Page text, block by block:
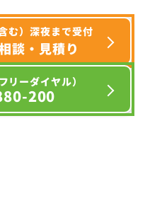
む）深夜まで受付
談・見積り
リーダイヤル）
200